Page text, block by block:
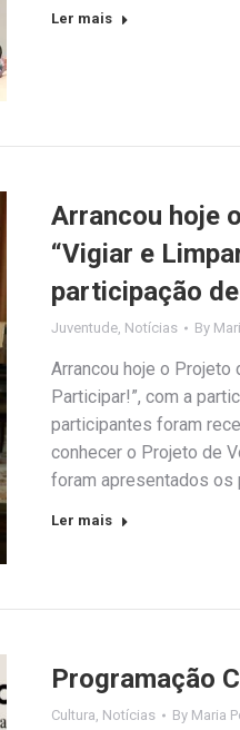
Ler mais
Arrancou hoje
“Vigiar e
participação
Juventude Notícias By
Arrancou hoje o Projeto
Participar!”, com a
participantes foram
conhecer o Projeto de
foram apresentados
Ler mais
Programação
Cultura, Notícias By Maria